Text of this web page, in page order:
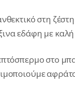
στη
εδάφη με καλή
στο